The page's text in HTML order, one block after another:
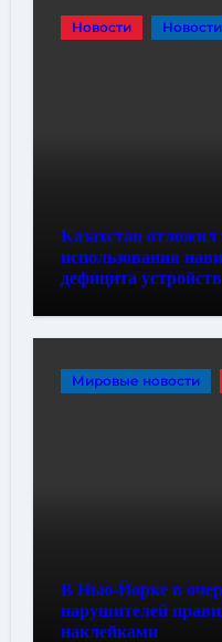
Новости
Казахстан отложил
использования
дефицита устройств
Мировые новости
В Нью-Йорке в
нарушителей
наклейками